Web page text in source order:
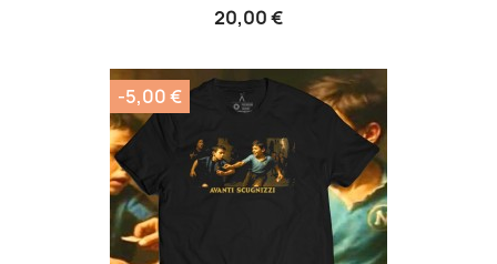
20,00 €
-5,00 €